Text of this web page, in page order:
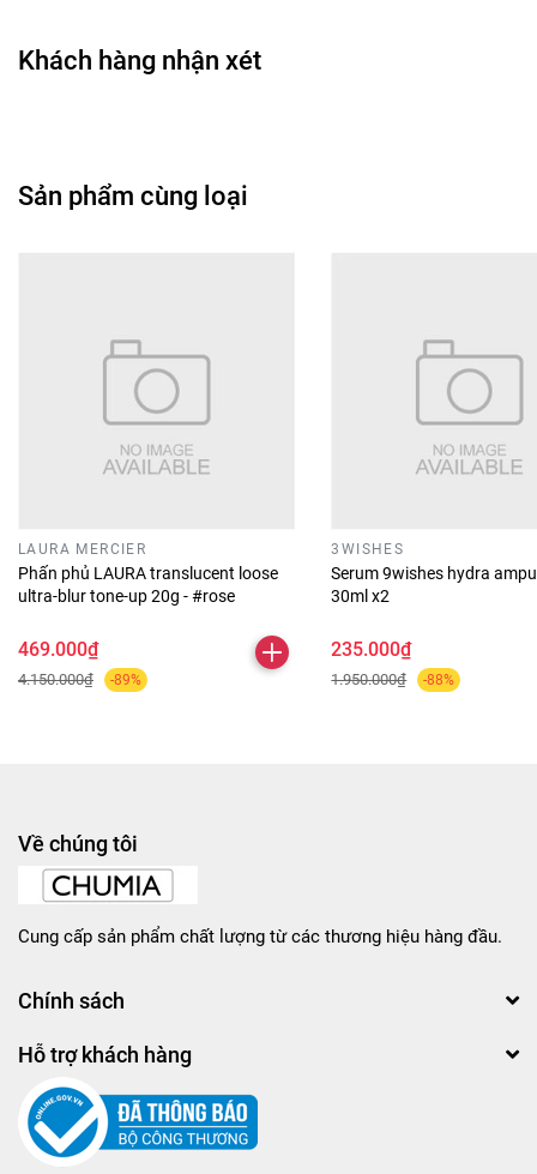
Khách hàng nhận xét
Sản phẩm cùng loại
LAURA MERCIER
Phấn phủ LAURA translucent loose
ultra-blur tone-up 20g - #rose
469.000₫
4.150.000₫ -89%
3WISHES
Serum 9wishes hydra
30ml x2
235.000₫
1.950.000₫ -88%
Về chúng tôi
Cung cấp sản phẩm chất lượng từ các thương hiệu hàng đầu.
Chính sách
Hỗ trợ khách hàng